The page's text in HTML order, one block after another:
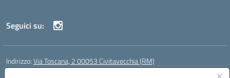
Seguici su:
Indirizzo:Via Toscana, 2 00053 Civitavecchia (RM)
Centralino: